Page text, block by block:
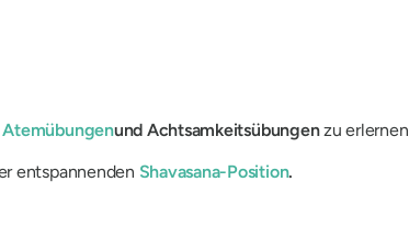
Atemübungenund Achtsamkeitsübungenzu erlernen
entspannenden Shavasana-Position.